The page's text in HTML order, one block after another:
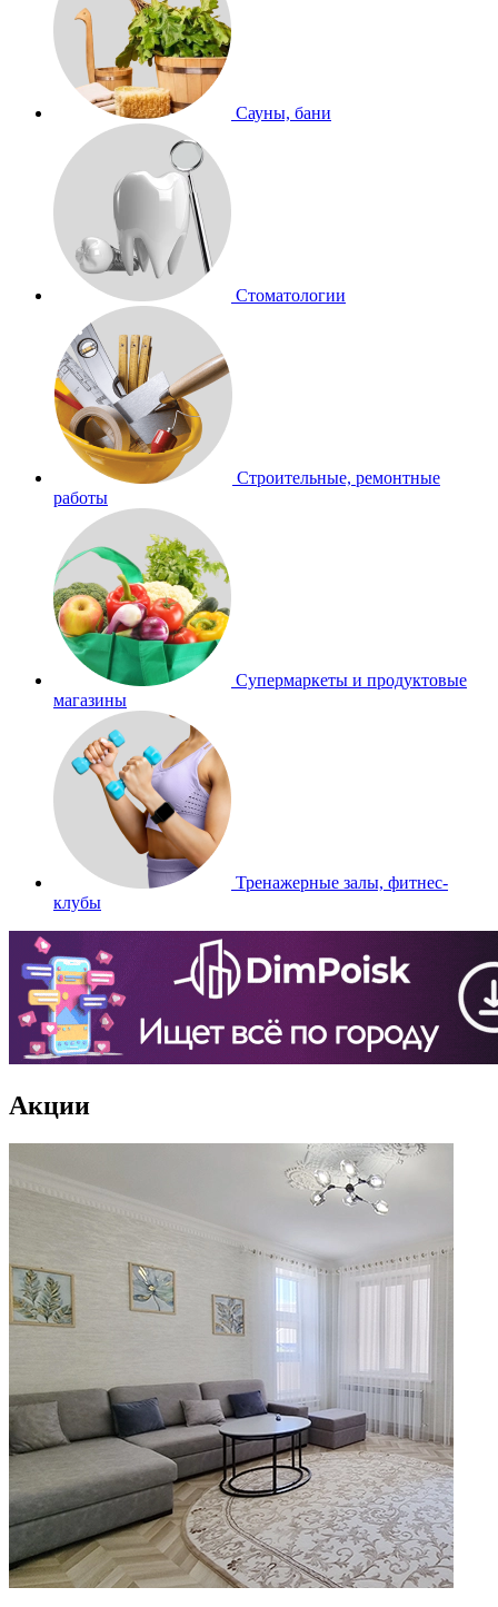
Сауны, бани
Стоматологии
Строительные, ремонтные
работы
Супермаркеты и продуктовые
магазины
Тренажерные залы, фитнес-
клубы
Акции